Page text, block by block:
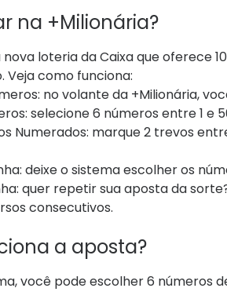
na +Milionária?
nova loteria da Caixa que oferece
Veja como funciona:
no volante da +Milionária,
selecione 6 números entre 1 e
Numerados: marque 2 trevos
deixe o sistema escolher os
quer repetir sua aposta da
consecutivos.
a aposta?
você pode escolher 6 números